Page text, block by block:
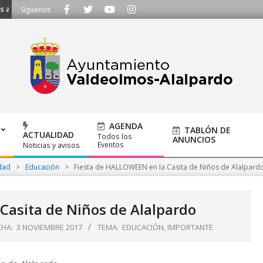
ayuntamiento@alalpardo.org
Síguenos
ACTUALIDAD
Noticias y avisos
AGENDA
Todos los
Eventos
TABLÓN DE
ANUNCIOS
> Educación > Fiesta de HALLOWEEN en la Casita de Niños de
de Niños de Alalpardo
3 NOVIEMBRE 2017 TEMA: EDUCACIÓN, IMPORTANTE